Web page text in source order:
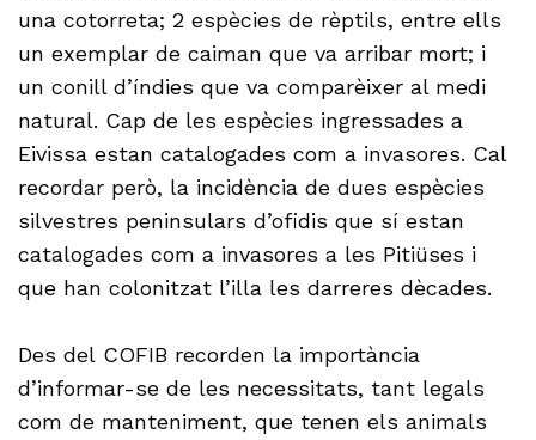
una cotorreta; 2 espècies de rèptils, entre ells
un exemplar de caiman que va arribar mort; i
un conill d’índies que va comparèixer al medi
natural. Cap de les espècies ingressades a
Eivissa estan catalogades com a invasores. Cal
recordar però, la incidència de dues espècies
silvestres peninsulars d’ofidis que sí estan
catalogades com a invasores a les Pitiüses i
que han colonitzat l’illa les darreres dècades.
Des del COFIB recorden la importància
d’informar-se de les necessitats, tant legals
com de manteniment, que tenen els animals